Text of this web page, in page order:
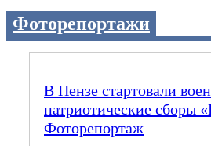
Фоторепортажи
В Пензе стартовали
патриотические сборы
Фоторепортаж